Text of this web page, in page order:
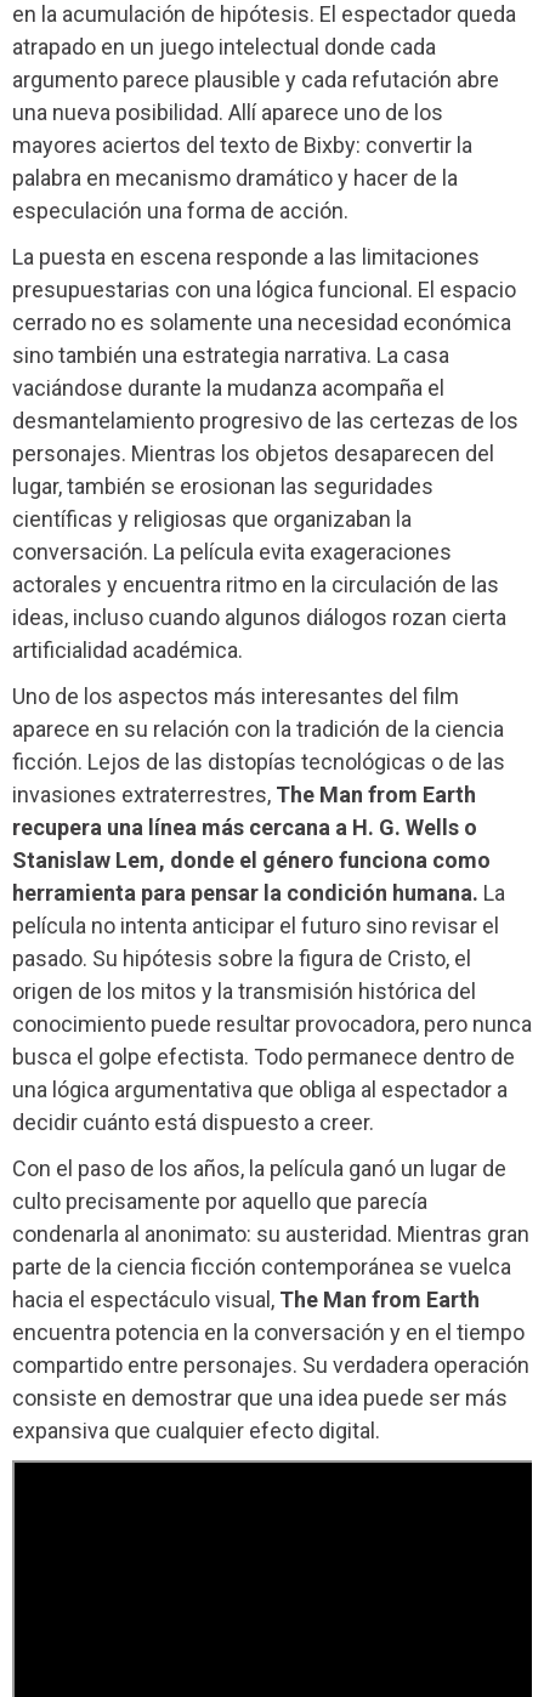
en la acumulación de hipótesis. El espectador queda
atrapado en un juego intelectual donde cada
argumento parece plausible y cada refutación abre
una nueva posibilidad. Allí aparece uno de los
mayores aciertos del texto de Bixby: convertir la
palabra en mecanismo dramático y hacer de la
especulación una forma de acción.
La puesta en escena responde a las limitaciones
presupuestarias con una lógica funcional. El espacio
cerrado no es solamente una necesidad económica
sino también una estrategia narrativa. La casa
vaciándose durante la mudanza acompaña el
desmantelamiento progresivo de las certezas de los
personajes. Mientras los objetos desaparecen del
lugar, también se erosionan las seguridades
científicas y religiosas que organizaban la
conversación. La película evita exageraciones
actorales y encuentra ritmo en la circulación de las
ideas, incluso cuando algunos diálogos rozan cierta
artificialidad académica.
Uno de los aspectos más interesantes del film
aparece en su relación con la tradición de la ciencia
ficción. Lejos de las distopías tecnológicas o de las
invasiones extraterrestres, The Man from Earth
recupera una línea más cercana a H. G. Wells o
Stanislaw Lem, donde el género funciona como
herramienta para pensar la condición humana. La
película no intenta anticipar el futuro sino revisar el
pasado. Su hipótesis sobre la figura de Cristo, el
origen de los mitos y la transmisión histórica del
conocimiento puede resultar provocadora, pero nunca
busca el golpe efectista. Todo permanece dentro de
una lógica argumentativa que obliga al espectador a
decidir cuánto está dispuesto a creer.
Con el paso de los años, la película ganó un lugar de
culto precisamente por aquello que parecía
condenarla al anonimato: su austeridad. Mientras gran
parte de la ciencia ficción contemporánea se vuelca
hacia el espectáculo visual, The Man from Earth
encuentra potencia en la conversación y en el tiempo
compartido entre personajes. Su verdadera operación
consiste en demostrar que una idea puede ser más
expansiva que cualquier efecto digital.